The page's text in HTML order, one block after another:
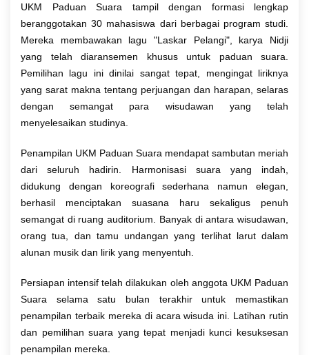
UKM Paduan Suara tampil dengan formasi lengkap
beranggotakan 30 mahasiswa dari berbagai program studi.
Mereka membawakan lagu "Laskar Pelangi", karya Nidji
yang telah diaransemen khusus untuk paduan suara.
Pemilihan lagu ini dinilai sangat tepat, mengingat liriknya
yang sarat makna tentang perjuangan dan harapan, selaras
dengan semangat para wisudawan yang telah
menyelesaikan studinya.
Penampilan UKM Paduan Suara mendapat sambutan meriah
dari seluruh hadirin. Harmonisasi suara yang indah,
didukung dengan koreografi sederhana namun elegan,
berhasil menciptakan suasana haru sekaligus penuh
semangat di ruang auditorium. Banyak di antara wisudawan,
orang tua, dan tamu undangan yang terlihat larut dalam
alunan musik dan lirik yang menyentuh.
Persiapan intensif telah dilakukan oleh anggota UKM Paduan
Suara selama satu bulan terakhir untuk memastikan
penampilan terbaik mereka di acara wisuda ini. Latihan rutin
dan pemilihan suara yang tepat menjadi kunci kesuksesan
penampilan mereka.